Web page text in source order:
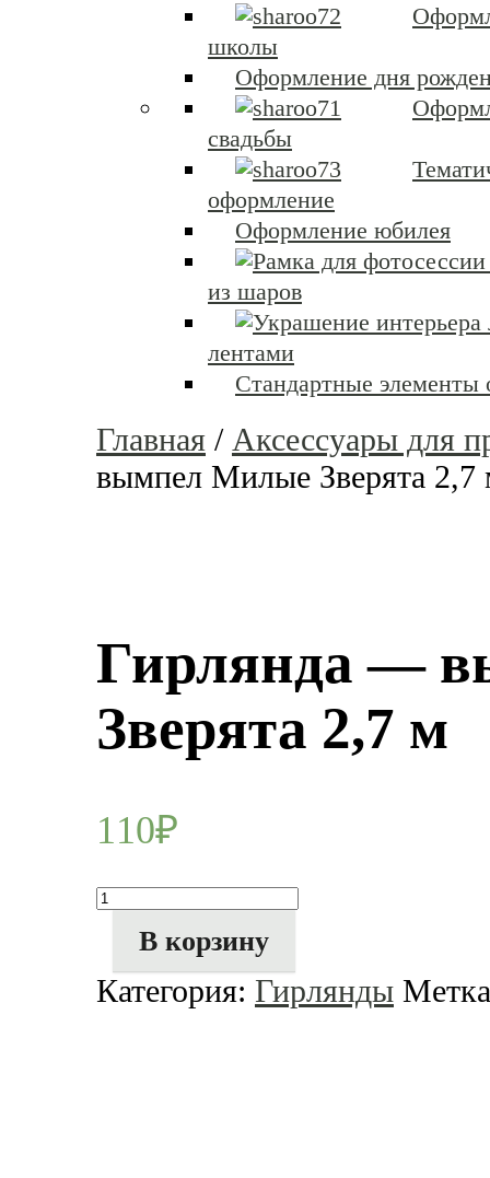
школы
Оформление дня
свадьбы
оформление
Оформление юбилея
из шаров
лентами
Стандартные элементы
Главная / Аксессуары для
вымпел Милые Зверята 2,7
Гирлянда —
Зверята 2,7 м
110₽
Количество
товара
Гирлянда
вымпел
Милые
В корзину
Категория: Гирлянды